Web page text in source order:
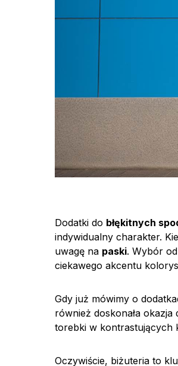
Dodatki do błękitnych
indywidualny charakter.
uwagę na paski. Wybór
ciekawego akcentu
Gdy już mówimy o
również doskonała
torebki w kontrastujących
Oczywiście, biżuteria to